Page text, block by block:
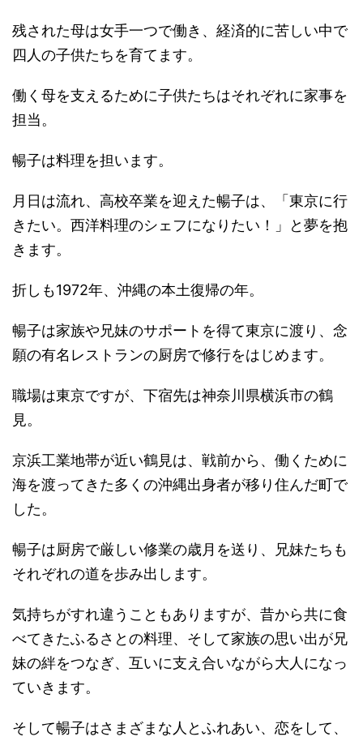
残された母は女手一つで働き、経済的に苦しい中で
四人の子供たちを育てます。
働く母を支えるために子供たちはそれぞれに家事を
担当。
暢子は料理を担います。
月日は流れ、高校卒業を迎えた暢子は、「東京に行
きたい。西洋料理のシェフになりたい！」と夢を抱
きます。
折しも1972年、沖縄の本土復帰の年。
暢子は家族や兄妹のサポートを得て東京に渡り、念
願の有名レストランの厨房で修行をはじめます。
職場は東京ですが、下宿先は神奈川県横浜市の鶴
見。
京浜工業地帯が近い鶴見は、戦前から、働くために
海を渡ってきた多くの沖縄出身者が移り住んだ町で
した。
暢子は厨房で厳しい修業の歳月を送り、兄妹たちも
それぞれの道を歩み出します。
気持ちがすれ違うこともありますが、昔から共に食
べてきたふるさとの料理、そして家族の思い出が兄
妹の絆をつなぎ、互いに支え合いながら大人になっ
ていきます。
そして暢子はさまざまな人とふれあい、恋をして、